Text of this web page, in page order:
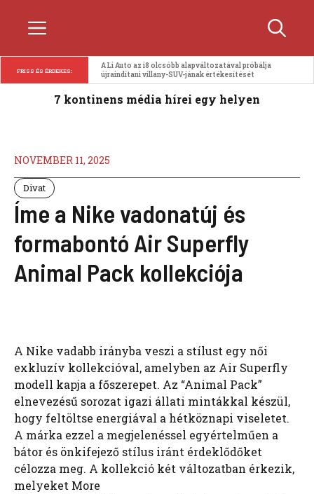
Menü
FRISS ÉS ÉRDEKES:
A Li Auto az i8 olcsóbb alapváltozatával próbálja
újraindítani villany-SUV-jának értékesítését
7 kontinens média hírei egy helyen
NOVEMBER 11, 2025
Divat
Íme a Nike vadonatúj és
formabontó Air Superfly
Animal Pack kollekciója
A Nike vadabb irányba veszi a stílust egy női
exkluzív kollekcióval, amelyben az Air Superfly
modell kapja a főszerepet. Az “Animal Pack”
elnevezésű sorozat igazi állati mintákkal készül,
hogy feltöltse energiával a hétköznapi viseletet.
A márka ezzel a megjelenéssel egyértelműen a
bátor és önkifejező stílus iránt érdeklődőket
célozza meg. A kollekció két változatban érkezik,
melyeket More